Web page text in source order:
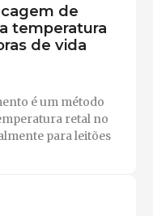
de
temperatura
de vida
é um método
retal no
para leitões